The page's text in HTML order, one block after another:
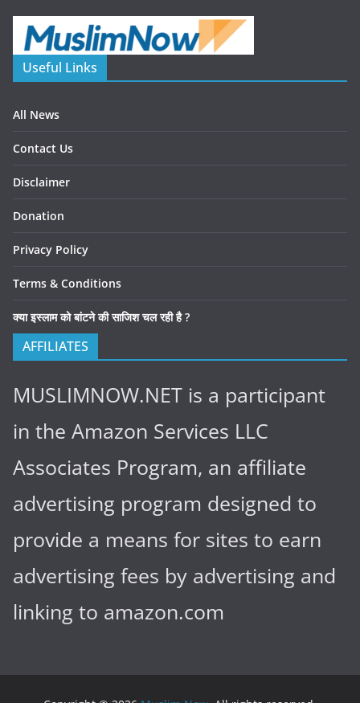
Useful Links
All News
Contact Us
Disclaimer
Donation
Privacy Policy
Terms & Conditions
क्या इस्लाम को बांटने की साजिश चल रही है ?
AFFILIATES
MUSLIMNOW.NET is a participant
in the Amazon Services LLC
Associates Program, an affiliate
advertising program designed to
provide a means for sites to earn
advertising fees by advertising and
linking to amazon.com